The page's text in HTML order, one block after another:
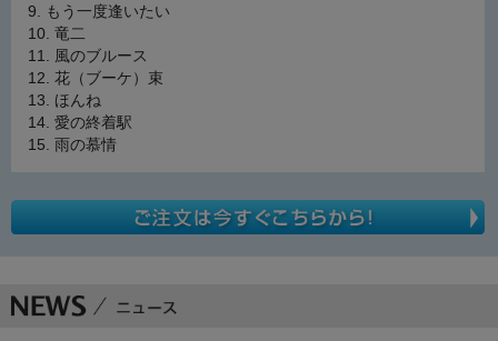
もう一度逢いたい
竜二
風のブルース
花（ブーケ）束
ほんね
愛の終着駅
雨の慕情